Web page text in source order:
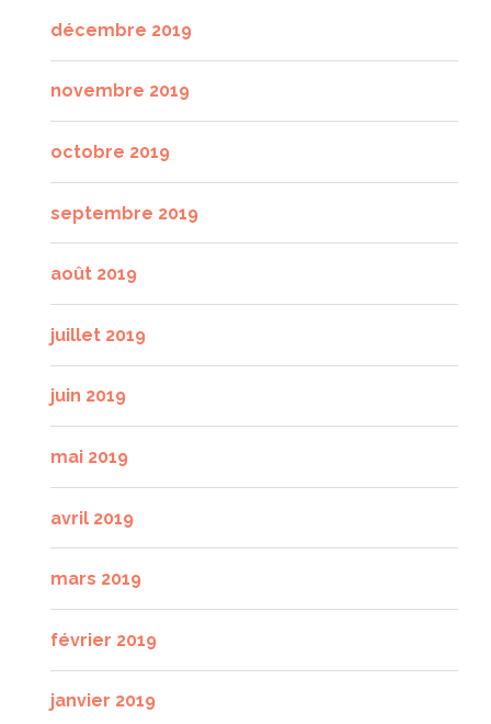
décembre 2019
novembre 2019
octobre 2019
septembre 2019
août 2019
juillet 2019
juin 2019
mai 2019
avril 2019
mars 2019
février 2019
janvier 2019